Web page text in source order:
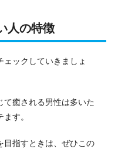
人の特徴
ックしていきましょ
て癒される男性は多いた
す。
目指すときは、ぜひこの